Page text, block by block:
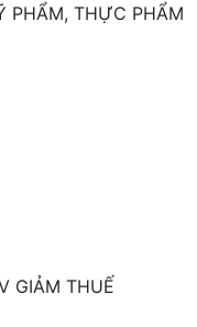
PHẨM, THỰC PHẨM
GIẢM THUẾ